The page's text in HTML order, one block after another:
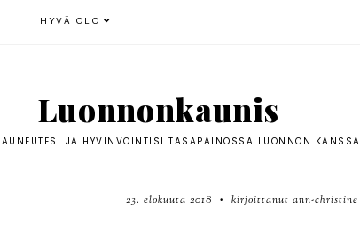
HYVÄ OLO
Luonnonkaunis
JA HYVINVOINTISI TASAPAINOSSA LUONNON KANSSA
23. elokuuta 2018 • kirjoittanut ann-christine